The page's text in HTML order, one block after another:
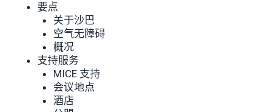
要点
关于沙巴
空气无障碍
概况
支持服务
MICE 支持
会议地点
酒店